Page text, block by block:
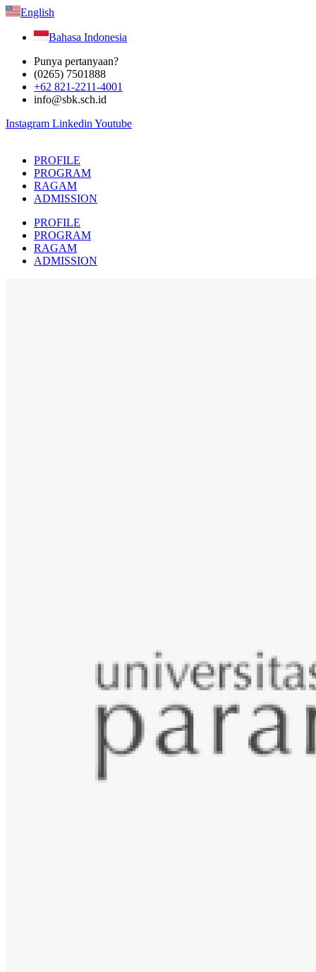
English
Bahasa Indonesia
Punya pertanyaan?
(0265) 7501888
+62 821-2211-4001
info@sbk.sch.id
Instagram Linkedin Youtube
PROFILE
PROGRAM
RAGAM
ADMISSION
PROFILE
PROGRAM
RAGAM
ADMISSION